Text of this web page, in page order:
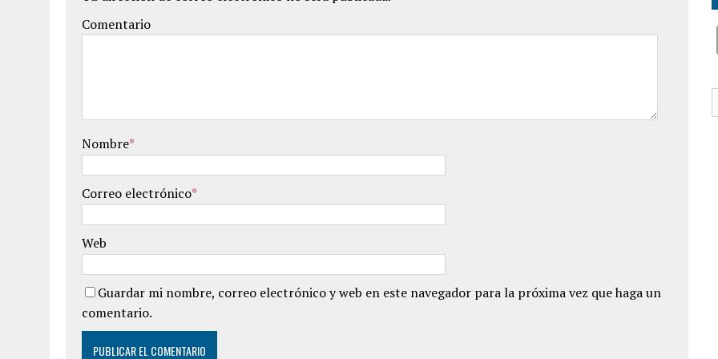
Comentario
Nombre*
Correo electrónico*
Web
Guardar mi nombre, correo electrónico y web en este navegador para la próxima vez que haga un
comentario.